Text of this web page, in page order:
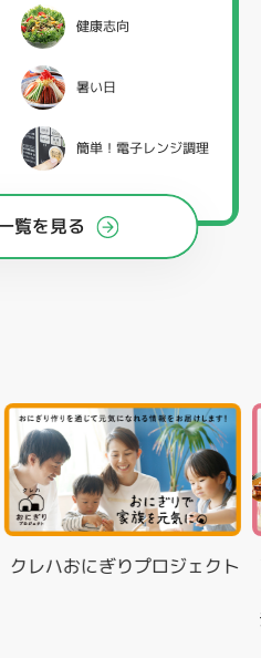
健康志向
暑い日
簡単！電子レンジ調理
覧を見る
レハおにぎりプロジェクト
Ｙ